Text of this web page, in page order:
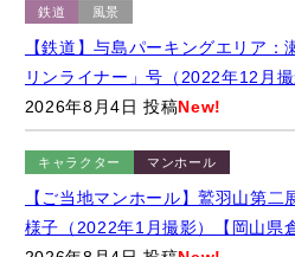
2026年8月4日 投稿
キャラクター マンホール
【ご当地マンホール】鷲羽山第二
様子（2022年1月撮影）【岡山県
2026年8月4日 投稿New!
キャラクター イベント